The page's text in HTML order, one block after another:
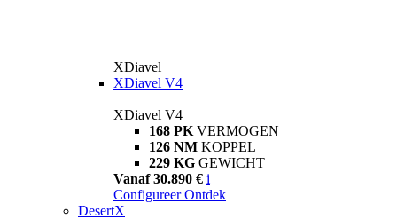
XDiavel
XDiavel V4
XDiavel V4
168 PK VERMOGEN
126 NM KOPPEL
229 KG GEWICHT
Vanaf 30.890 € i
Configureer Ontdek
DesertX